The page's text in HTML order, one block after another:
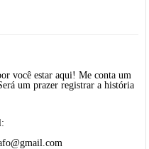
você estar aqui! Me conta um
um prazer registrar a história